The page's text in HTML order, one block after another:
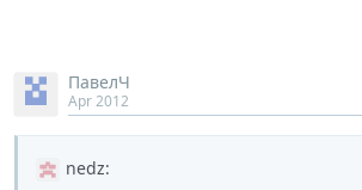
ПавелЧ
Apr 2012
nedz: